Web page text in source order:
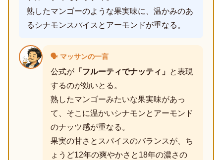
熟したマンゴーのような果実味に、温かみのあ
るシナモンスパイスとアーモンドが重なる。
🗣️ マッサンの一言
公式が 「フルーティでナッティ」 と表現
するのが効いとる。
熟したマンゴーみたいな果実味があっ
て、そこに温かいシナモンとアーモンド
のナッツ感が重なる。
果実の甘さとスパイスのバランスが、ち
ょうど12年の爽やかさと18年の濃さの